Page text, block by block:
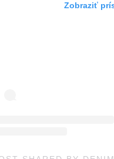
Zobraziť